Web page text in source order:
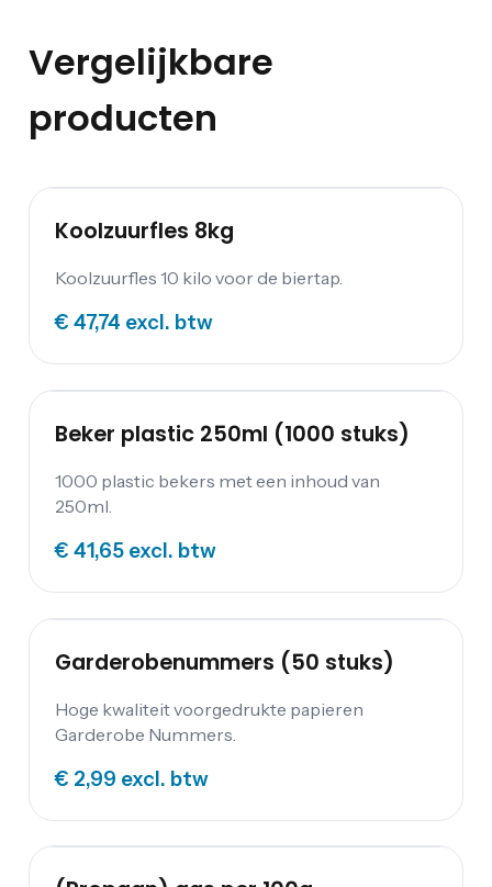
Vergelijkbare
producten
Koolzuurfles 8kg
Koolzuurfles 10 kilo voor de biertap.
€ 47,74 excl. btw
Beker plastic 250ml (1000 stuks)
1000 plastic bekers met een inhoud van
250ml.
€ 41,65 excl. btw
Garderobenummers (50 stuks)
Hoge kwaliteit voorgedrukte papieren
Garderobe Nummers.
€ 2,99 excl. btw